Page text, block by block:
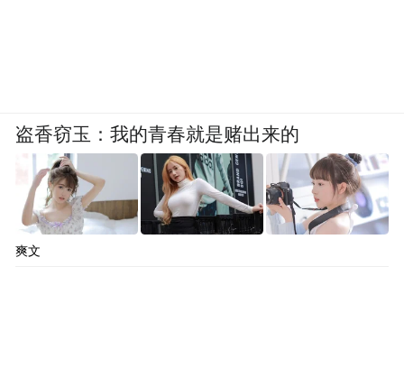
盗香窃玉：我的青春就是赌出来的
爽文